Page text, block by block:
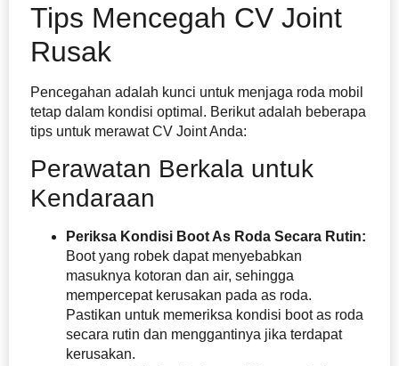
Tips Mencegah CV Joint
Rusak
Pencegahan adalah kunci untuk menjaga roda mobil
tetap dalam kondisi optimal. Berikut adalah beberapa
tips untuk merawat CV Joint Anda:
Perawatan Berkala untuk
Kendaraan
Periksa Kondisi Boot As Roda Secara Rutin:
Boot yang robek dapat menyebabkan
masuknya kotoran dan air, sehingga
mempercepat kerusakan pada as roda.
Pastikan untuk memeriksa kondisi boot as roda
secara rutin dan menggantinya jika terdapat
kerusakan.